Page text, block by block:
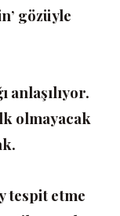
gözüyle
anlaşılıyor.
olmayacak
tespit etme